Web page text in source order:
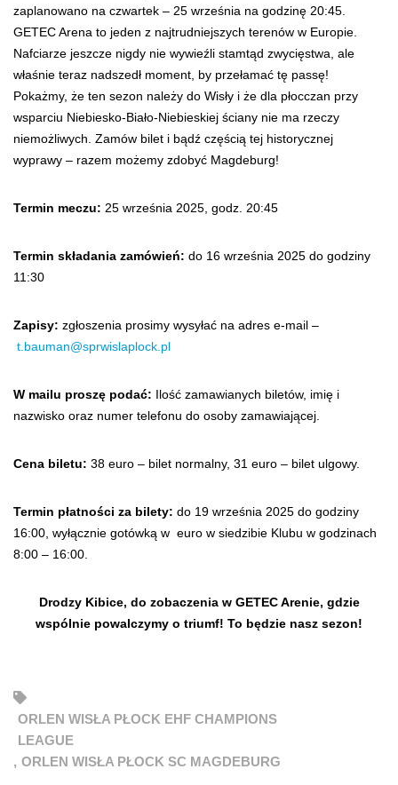
zaplanowano na czwartek – 25 września na godzinę 20:45.
GETEC Arena to jeden z najtrudniejszych terenów w Europie.
Nafciarze jeszcze nigdy nie wywieźli stamtąd zwycięstwa, ale
właśnie teraz nadszedł moment, by przełamać tę passę!
Pokażmy, że ten sezon należy do Wisły i że dla płocczan przy
wsparciu Niebiesko-Biało-Niebieskiej ściany nie ma rzeczy
niemożliwych. Zamów bilet i bądź częścią tej historycznej
wyprawy – razem możemy zdobyć Magdeburg!
Termin meczu: 25 września 2025, godz. 20:45
Termin składania zamówień: do 16 września 2025 do godziny
11:30
Zapisy: zgłoszenia prosimy wysyłać na adres e-mail –
t.bauman@sprwislaplock.pl
W mailu proszę podać: Ilość zamawianych biletów, imię i
nazwisko oraz numer telefonu do osoby zamawiającej.
Cena biletu: 38 euro – bilet normalny, 31 euro – bilet ulgowy.
Termin płatności za bilety: do 19 września 2025 do godziny
16:00, wyłącznie gotówką w euro w siedzibie Klubu w godzinach
8:00 – 16:00.
Drodzy Kibice, do zobaczenia w GETEC Arenie, gdzie
wspólnie powalczymy o triumf! To będzie nasz sezon!
ORLEN WISŁA PŁOCK EHF CHAMPIONS
LEAGUE
, ORLEN WISŁA PŁOCK SC MAGDEBURG